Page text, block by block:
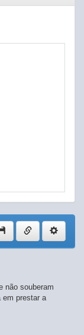
janela
não souberam
em prestar a